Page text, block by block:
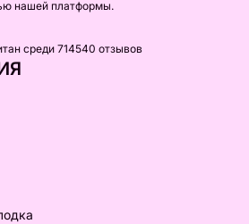
нашей платформы.
среди 714540 отзывов